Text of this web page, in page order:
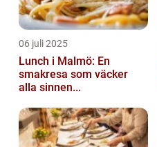
06 juli 2025
Lunch i Malmö: En
smakresa som väcker
alla sinnen...